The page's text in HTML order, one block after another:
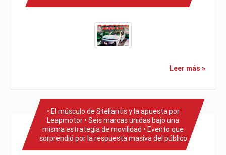
Leer más »
• El músculo de Stellantis y la apuesta por
Leapmotor • Seis marcas unidas bajo una
misma estrategia de movilidad • Evento que
sorprendió por la respuesta masiva del público